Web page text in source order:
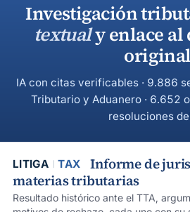
Investigación
textualy enlace al
original
IA con citas verificables · 9.886
Tributario y Aduanero · 6.652
resoluciones
LITIGA TAX
Informe de
materias tributarias
Resultado histórico ante el TTA,